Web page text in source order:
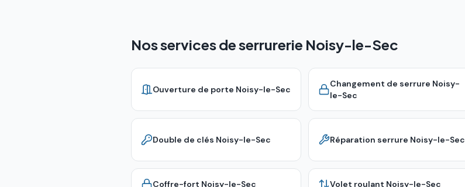
Nos services de serrurerie Noisy-le-Sec
Ouverture de porte Noisy-le-Sec
Changement de serrure Noisy-
le-Sec
Double de clés Noisy-le-Sec Réparation serrure Noisy-le-Sec
Coffre-fort Noisy-le-Sec Volet roulant Noisy-le-Sec